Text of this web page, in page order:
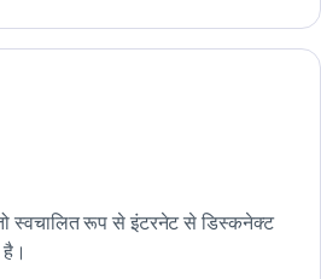
स्वचालित रूप से इंटरनेट से डिस्कनेक्ट